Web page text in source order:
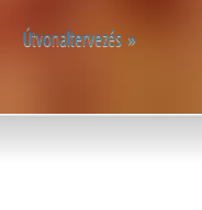
Útvonaltervezés »